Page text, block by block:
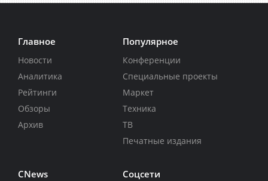
Главное
Новости
Аналитика
Рейтинги
Обзоры
Архив
Популярное
Конференции
Специальные проекты
Маркет
Техника
ТВ
Печатные издания
CNews Соцсети